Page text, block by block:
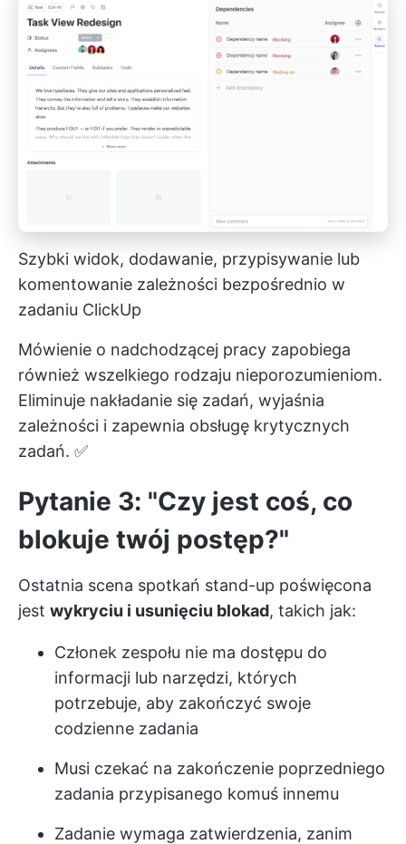
Szybki widok, dodawanie, przypisywanie lub
komentowanie zależności bezpośrednio w
zadaniu ClickUp
Mówienie o nadchodzącej pracy zapobiega
również wszelkiego rodzaju nieporozumieniom.
Eliminuje nakładanie się zadań, wyjaśnia
zależności i zapewnia obsługę krytycznych
zadań. ✅
Pytanie 3: "Czy jest coś, co
blokuje twój postęp?"
Ostatnia scena spotkań stand-up poświęcona
jest wykryciu i usunięciu blokad, takich jak:
Członek zespołu nie ma dostępu do
informacji lub narzędzi, których
potrzebuje, aby zakończyć swoje
codzienne zadania
Musi czekać na zakończenie poprzedniego
zadania przypisanego komuś innemu
Zadanie wymaga zatwierdzenia, zanim